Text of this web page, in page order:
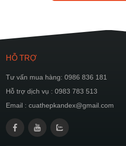
HỖ TRỢ
Tư vấn mua hàng: 0986 836 181
Hỗ trợ dịch vụ : 0983 783 513
Email : cuathepkandex@gmail.com